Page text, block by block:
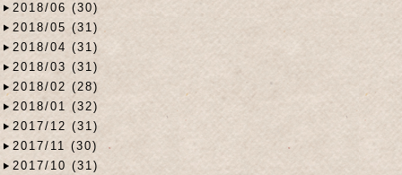
2018/06 (30)
2018/05 (31)
2018/04 (31)
2018/03 (31)
2018/02 (28)
2018/01 (32)
2017/12 (31)
2017/11 (30)
2017/10 (31)